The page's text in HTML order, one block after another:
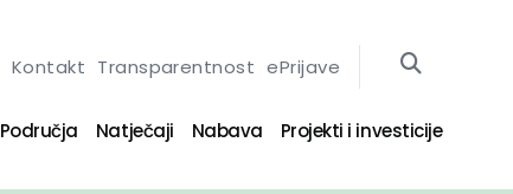
Kontakt Transparentnost ePrijave
Područja Natječaji Nabava Projekti i investicije